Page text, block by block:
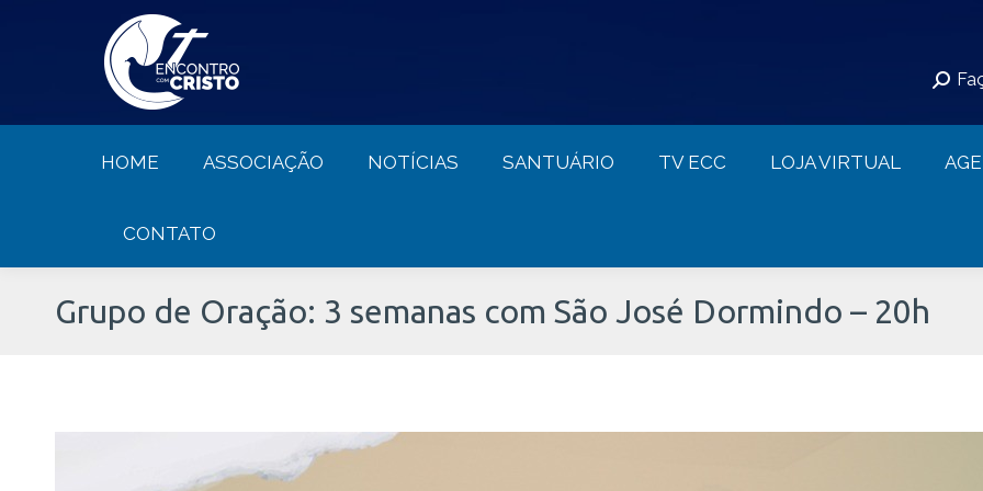
HOME ASSOCIAÇÃO NOTÍCIAS SANTUÁRIO TV ECC LOJA VIRTUAL
CONTATO
Grupo de Oração: 3 semanas com São José Dormindo – 20h
HOME